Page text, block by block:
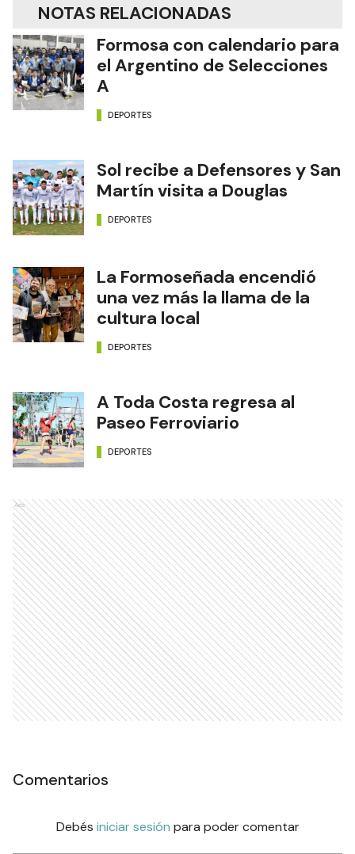
NOTAS RELACIONADAS
Formosa con calendario para
el Argentino de Selecciones
A
DEPORTES
Sol recibe a Defensores y San
Martín visita a Douglas
DEPORTES
La Formoseñada encendió
una vez más la llama de la
cultura local
DEPORTES
A Toda Costa regresa al
Paseo Ferroviario
DEPORTES
Ads
Comentarios
Debés iniciar sesión para poder comentar